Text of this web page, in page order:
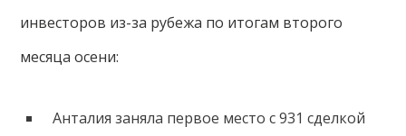
инвесторов из-за рубежа по итогам второго
месяца осени:
Анталия заняла первое место с 931 сделкой